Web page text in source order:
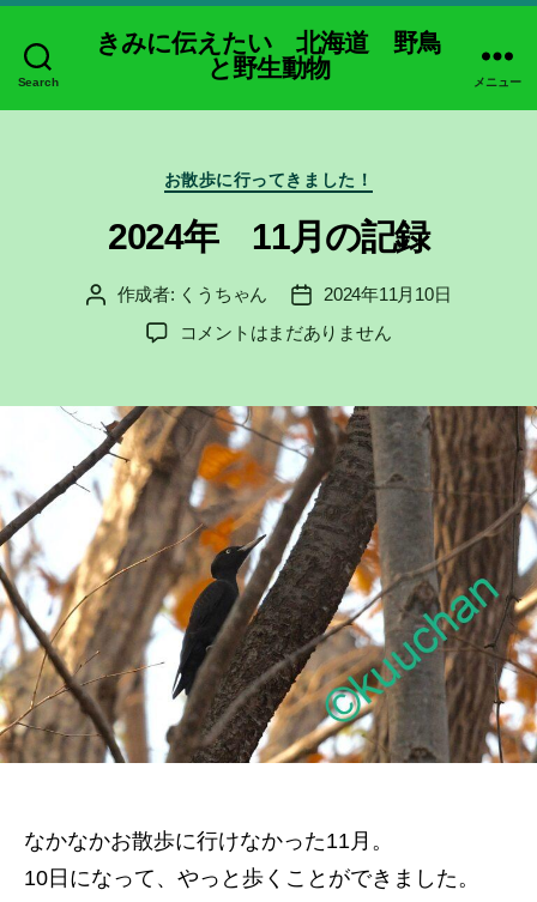
Search
きみに伝えたい 北海道 野鳥
と野生動物
メニュー
カ
テ
ゴ
リ
お散歩に行ってきました！
2024年 11月の記録
投 作成者: くうちゃん
投
稿
日
2024年11月10日
2024
月
の
記
録
へ
の
コメントはまだありません
なかなかお散歩に行けなかった11月。
10日になって、やっと歩くことができました。